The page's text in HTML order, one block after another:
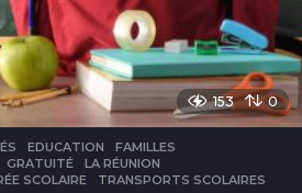
153 0
,EDUCATION ,FAMILLES
,GRATUITÉ ,LA RÉUNION
SCOLAIRE ,TRANSPORTS SCOLAIRES